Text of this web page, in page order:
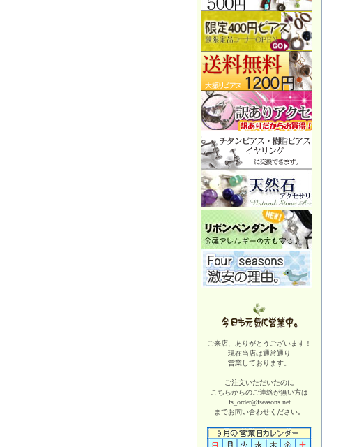
ご来店、ありがとうございます！
現在当店は通常通り
営業しております。
ご注文いただいたのに
こちらからのご連絡が無い方は
fs_order@fseasons.net
までお問い合わせください。